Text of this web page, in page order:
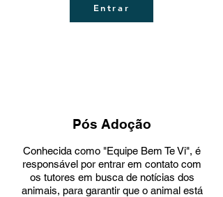
Entrar
Pós Adoção
Conhecida como "Equipe Bem Te Vi", é
responsável por entrar em contato com
os tutores em busca de notícias dos
animais, para garantir que o animal está